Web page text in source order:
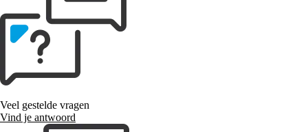
Veel gestelde vragen
Vind je antwoord